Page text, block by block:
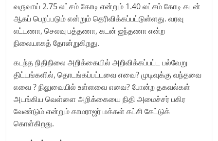
வருவாய் 2.75 லட்சம் கோடி என்றும் 1.40 லட்சம் கோடி கடன்
ஆகப் பெறப்படும் என்றும் தெரிவிக்கப்பட்டுள்ளது. வரவு
எட்டணா, செலவு பத்தணா, கடன் ஐந்தணா என்ற
நிலையாகத் தோன்றுகிறது.
கடந்த நிதிநிலை அறிக்கையில் அறிவிக்கப்பட்ட பல்வேறு
திட்டங்களில், தொடங்கப்பட்டவை எவை? முடிவுக்கு வந்தவை
எவை ? நிலுவையில் உள்ளவை எவை? போன்ற தகவல்கள்
அடங்கிய வெள்ளை அறிக்கையை நிதி அமைச்சர் பகிர
வேண்டும் என்றும் காமராஜர் மக்கள் கட்சி கேட்டுக்
கொள்கிறது.